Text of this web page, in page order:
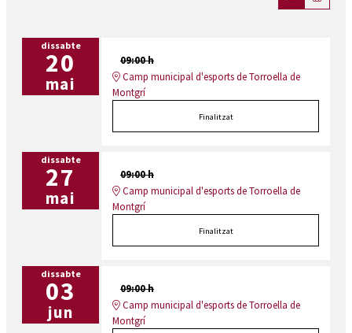
dissabte
20
mai
09:00 h
Camp municipal d'esports de Torroella de
Montgrí
Finalitzat
dissabte
27
mai
09:00 h
Camp municipal d'esports de Torroella de
Montgrí
Finalitzat
dissabte
03
jun
09:00 h
Camp municipal d'esports de Torroella de
Montgrí